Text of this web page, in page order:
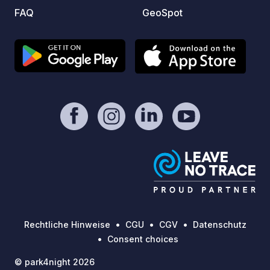
FAQ
GeoSpot
Rechtliche Hinweise CGU CGV
Datenschutz
Consent choices
© park4night 2026